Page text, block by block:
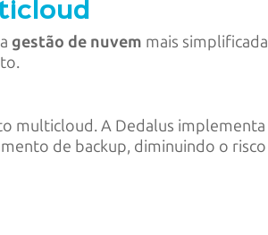
gestão de nuvem mais simplificada
multicloud. A Dedalus implementa
de backup, diminuindo o risco